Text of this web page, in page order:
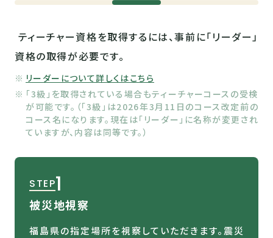
ティーチャー資格を取得するには、事前に「リーダー」
資格の取得が必要です。
リーダーについて詳しくはこちら
「3級」を取得されている場合もティーチャーコースの受検
が可能です。（「3級」は2026年3月11日のコース改定前の
コース名になります。現在は「リーダー」に名称が変更され
ていますが、内容は同等です。）
STEP1
被災地視察
福島県の指定場所を視察していただきます。震災